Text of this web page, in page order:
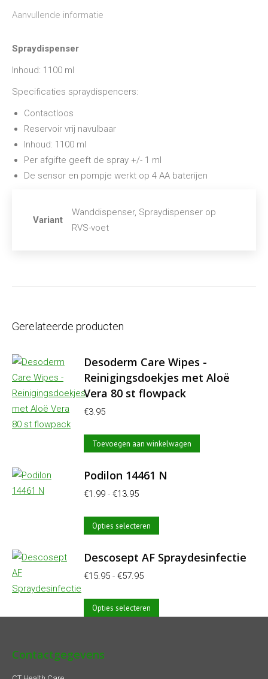
Aanvullende informatie
Spraydispenser
Inhoud: 1100 ml
Specificaties spraydispencers:
Contactloos
Reservoir vrij navulbaar
Inhoud: 1100 ml
Per afgifte geeft de spray +/- 1 ml
De sensor en pompje werkt op 4 AA baterijen
Variant
Wanddispenser, Spraydispenser op
RVS-voet
Gerelateerde producten
Desoderm Care Wipes -
Reinigingsdoekjes met Aloë
Vera 80 st flowpack
€3.95
Toevoegen aan winkelwagen
Podilon 14461 N
€1.99 - €13.95Prijsklasse:
tot
Opties selecteren
heeft
Deze
optie
Descosept AF Spraydesinfectie
€15.95 - €57.95Prijsklasse:
tot
Opties selecteren
Contactgegevens